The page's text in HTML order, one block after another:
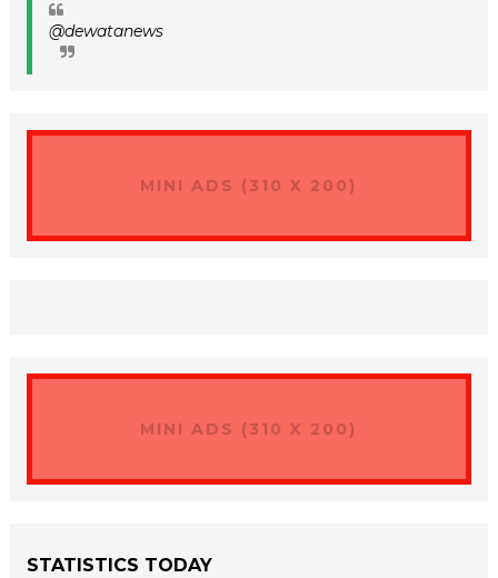
@dewatanews
MINI ADS (310 X 200)
MINI ADS (310 X 200)
STATISTICS TODAY